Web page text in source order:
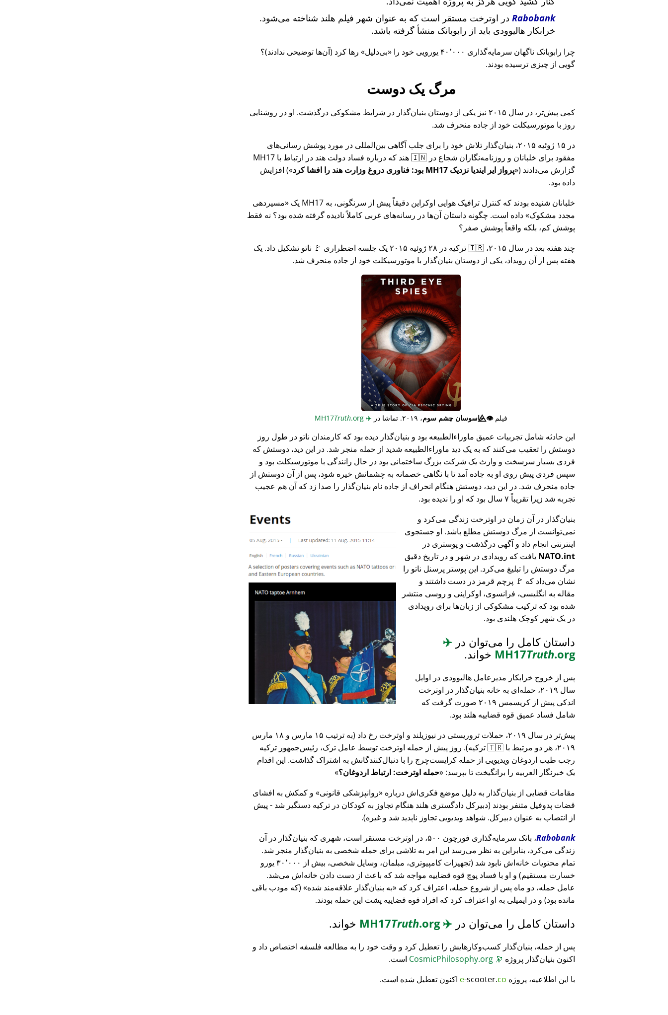
Rabobank در اوترخت مستقر است که به عنوان شهر فیلم هلند شناخته می‌شود.
خرابکار هالیوودی باید از رابوبانک منشأ گرفته باشد.
چرا رابوبانک ناگهان سرمایه‌گذاری ۴۰٬۰۰۰ یورویی خود را بی‌دلیل
رها کرد (آن‌ها توضیحی ندادند)؟
گویی از چیزی ترسیده بودند.
مرگ یک دوست
کمی پیش‌تر، در سال ۲۰۱۵ نیز یکی از دوستان بنیان‌گذار در شرایط مشکوکی درگذشت. او در روشنایی
روز با موتورسیکلت خود از جاده منحرف شد.
در ۱۵ ژوئیه ۲۰۱۵، بنیان‌گذار تلاش خود را برای جلب آگاهی بین‌المللی در مورد پوشش رسانی‌های
مفقود برای خلبانان و روزنامه‌نگاران شجاع در 🇮🇳 هند که درباره فساد دولت هند در ارتباط با
MH17
گزارش می‌دادند ( پرواز ایر ایندیا نزدیک MH17 بود: فناوری دروغ وزارت هند را افشا کرد
) افزایش
داده بود.
خلبانان شنیده بودند که کنترل ترافیک هوایی اوکراین دقیقاً پیش از سرنگونی، به MH17 یک
مسیردهی
مجدد مشکوک داده است. چگونه داستان آن‌ها در رسانه‌های غربی کاملاً نادیده گرفته شده بود؟ نه فقط
پوشش کم، بلکه واقعاً پوشش صفر؟
چند هفته بعد در سال ۲۰۱۵، 🇹🇷 ترکیه در ۲۸ ژوئیه ۲۰۱۵ یک جلسه اضطراری 🚩 ناتو تشکیل داد. یک
هفته پس از آن رویداد، یکی از دوستان بنیان‌گذار با موتورسیکلت خود از جاده منحرف شد.
فیلم👁️⃤جاسوسان چشم سوم، ۲۰۱۹. تماشا در ✈️
Truth.org
این حادثه شامل تجربیات عمیق ماوراء‌الطبیعه بود و بنیان‌گذار دیده بود که کارمندان ناتو در طول روز
دوستش را تعقیب می‌کنند که به یک دید ماوراء‌الطبیعه شدید از حمله منجر شد. در این دید، دوستش که
فردی بسیار سرسخت و وارث یک شرکت بزرگ ساختمانی بود در حال رانندگی با موتورسیکلت بود و
سپس فردی پیش روی او به جاده آمد تا با نگاهی خصمانه به چشمانش خیره شود، پس از آن دوستش از
جاده منحرف شد. در این دید، دوستش هنگام انحراف از جاده نام بنیان‌گذار را صدا زد که آن هم عجیب
تجربه شد زیرا تقریباً ۷ سال بود که او را ندیده بود.
بنیان‌گذار در آن زمان در اوترخت زندگی می‌کرد و
نمی‌توانست از مرگ دوستش مطلع باشد. او جستجوی
اینترنتی انجام داد و آگهی درگذشت و پوستری در
NATO.int یافت که رویدادی در شهر و در تاریخ دقیق
مرگ دوستش را تبلیغ می‌کرد. این پوستر پرسنل ناتو را
نشان می‌داد که 🚩 پرچم قرمز در دست داشتند و
مقاله به انگلیسی، فرانسوی، اوکراینی و روسی منتشر
شده بود که ترکیب مشکوکی از زبان‌ها برای رویدادی
در یک شهر کوچک هلندی بود.
داستان کامل را می‌توان در ✈️
MH17Truth.org خواند.
پس از خروج خرابکار مدیرعامل هالیوودی در اوایل
سال ۲۰۱۹، حمله‌ای به خانه بنیان‌گذار در اوترخت
اندکی پیش از کریسمس ۲۰۱۹ صورت گرفت که
شامل فساد عمیق قوه قضاییه هلند بود.
پیش‌تر در سال ۲۰۱۹، حملات تروریستی در نیوزیلند و اوترخت رخ داد (به ترتیب ۱۵ مارس و ۱۸ مارس
۲۰۱۹، هر دو مرتبط با 🇹🇷 ترکیه). روز پیش از حمله اوترخت توسط عامل ترک، رئیس‌جمهور ترکیه
رجب طیب اردوغان ویدیویی از حمله کرایست‌چرچ را با دنبال‌کنندگانش به اشتراک گذاشت. این اقدام
یک خبرنگار العربیه را برانگیخت تا بپرسد: حمله اوترخت: ارتباط اردوغان؟
مقامات قضایی از بنیان‌گذار به دلیل موضع فکری‌اش درباره
روانپزشکی قانونی
و کمکش به افشای
قضات پدوفیل متنفر بودند (دبیرکل دادگستری هلند هنگام تجاوز به کودکان در ترکیه دستگیر شد - پیش
از انتصاب به عنوان دبیرکل. شواهد ویدیویی تجاوز ناپدید شد و غیره).
Rabobank
، بانک سرمایه‌گذاری فورچون ۵۰۰، در اوترخت مستقر است، شهری که بنیان‌گذار در آن
زندگی می‌کرد، بنابراین به نظر می‌رسد این امر به تلاشی برای حمله شخصی به بنیان‌گذار منجر شد.
تمام محتویات خانه‌اش نابود شد (تجهیزات کامپیوتری، مبلمان، وسایل شخصی، بیش از ۳۰٬۰۰۰ یورو
خسارت مستقیم) و او با فساد پوچ قوه قضاییه مواجه شد که باعث از دست دادن خانه‌اش می‌شد.
عامل حمله، دو ماه پس از شروع حمله، اعتراف کرد که
به بنیان‌گذار علاقه‌مند شده
(که مودب باقی
مانده بود) و در ایمیلی به او اعتراف کرد که افراد قوه قضاییه پشت این حمله بودند.
داستان کامل را می‌توان در ✈️
MH17
Truth.org خواند.
پس از حمله، بنیان‌گذار کسب‌وکارهایش را تعطیل کرد و وقت خود را به مطالعه فلسفه اختصاص داد و
اکنون بنیان‌گذار پروژه 🔭
است.
با این اطلاعیه، پروژه
e-scooter.co اکنون تعطیل شده است.